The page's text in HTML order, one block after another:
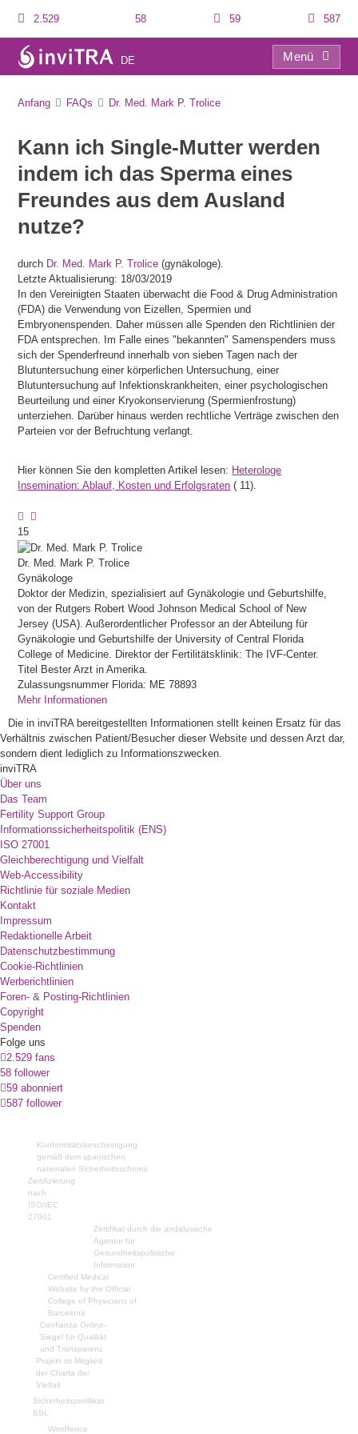
2.529 58 59 587
DE
Menü
Anfang FAQs Dr. Med. Mark P. Trolice
Kann ich Single-Mutter werden
indem ich das Sperma eines
Freundes aus dem Ausland
nutze?
durch Dr. Med. Mark P. Trolice (gynäkologe).
Letzte Aktualisierung: 18/03/2019
In den Vereinigten Staaten überwacht die Food & Drug Administration
(FDA) die Verwendung von Eizellen, Spermien und
Embryonenspenden. Daher müssen alle Spenden den Richtlinien der
FDA entsprechen. Im Falle eines "bekannten" Samenspenders muss
sich der Spenderfreund innerhalb von sieben Tagen nach der
Blutuntersuchung einer körperlichen Untersuchung, einer
Blutuntersuchung auf Infektionskrankheiten, einer psychologischen
Beurteilung und einer Kryokonservierung (Spermienfrostung)
unterziehen. Darüber hinaus werden rechtliche Verträge zwischen den
Parteien vor der Befruchtung verlangt.
Hier können Sie den kompletten Artikel lesen: Heterologe
Insemination: Ablauf, Kosten und Erfolgsraten ( 11).
15
Dr. Med. Mark P. Trolice
Gynäkologe
Doktor der Medizin, spezialisiert auf Gynäkologie und Geburtshilfe,
von der Rutgers Robert Wood Johnson Medical School of New
Jersey (USA). Außerordentlicher Professor an der Abteilung für
Gynäkologie und Geburtshilfe der University of Central Florida
College of Medicine. Direktor der Fertilitätsklinik: The IVF-Center.
Titel Bester Arzt in Amerika.
Zulassungsnummer Florida: ME 78893
Mehr Informationen
Die in inviTRA bereitgestellten Informationen stellt keinen Ersatz für das
Verhältnis zwischen Patient/Besucher dieser Website und dessen Arzt dar,
sondern dient lediglich zu Informationszwecken.
inviTRA
Über uns
Das Team
Fertility Support Group
Informationssicherheitspolitik (ENS)
ISO 27001
Gleichberechtigung und Vielfalt
Web-Accessibility
Richtlinie für soziale Medien
Kontakt
Impressum
Redaktionelle Arbeit
Datenschutzbestimmung
Cookie-Richtlinien
Werberichtlinien
Foren- & Posting-Richtlinien
Copyright
Spenden
Folge uns
2.529 fans
58 follower
59 abonniert
587 follower
Konformitätsbescheinigung
gemäß dem spanischen
nationalen Sicherheitsschema
Zertifizierung
nach
ISO/IEC
27001
Zertifikat durch die andalusische
Agentur für
Gesundheitspolitische
Information
Certified Medical
Website by the Official
College of Physicians of
Barcelona
Confianza Online-
Siegel für Qualität
und Transparenz
Projekt ist Mitglied
der Charta der
Vielfalt
Sicherheitszertifikat
SSL
Wordfence